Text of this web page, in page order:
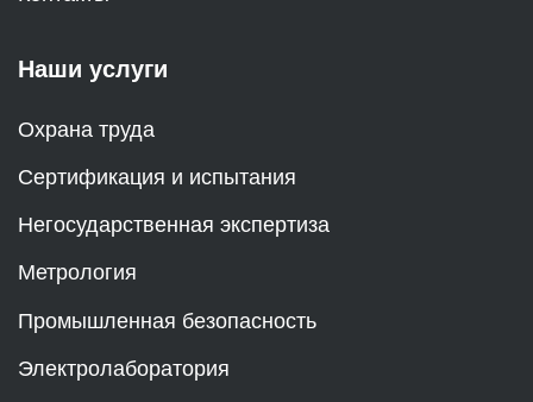
Наши услуги
Охрана труда
Сертификация и испытания
Негосударственная экспертиза
Метрология
Промышленная безопасность
Электролаборатория